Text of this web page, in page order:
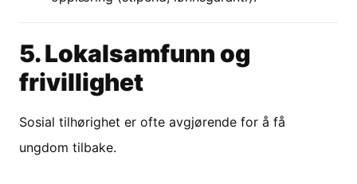
5. Lokalsamfunn og
frivillighet
Sosial tilhørighet er ofte avgjørende for å få
ungdom tilbake.